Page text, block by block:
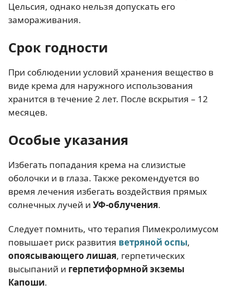
Цельсия, однако нельзя допускать его
замораживания.
Срок годности
При соблюдении условий хранения вещество в
виде крема для наружного использования
хранится в течение 2 лет. После вскрытия – 12
месяцев.
Особые указания
Избегать попадания крема на слизистые
оболочки и в глаза. Также рекомендуется во
время лечения избегать воздействия прямых
солнечных лучей и УФ-облучения.
Следует помнить, что терапия Пимекролимусом
повышает риск развития ветряной оспы,
опоясывающего лишая, герпетических
высыпаний и герпетиформной экземы
Капоши.